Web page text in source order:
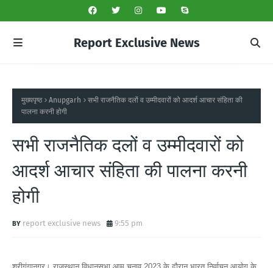
Report Exclusive News
मुख्यपृष्ठ Anupgarh
सभी राजनैतिक दलों व उम्मीदवारों को आदर्श आचार संहिता की
पालना करनी होगी
सभी राजनैतिक दलों व उम्मीदवारों को
आदर्श आचार संहिता की पालना करनी
होगी
report exclusive news 9:55 pm